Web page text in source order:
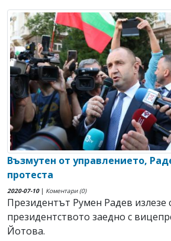
Възмутен от управлението,
протеста
2020-07-10| Коментари (0)
Президентът Румен Радев излезе
президентството заедно с
Йотова.